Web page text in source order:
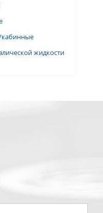
жидкости